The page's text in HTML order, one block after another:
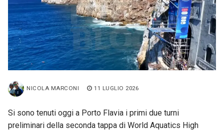
NICOLA MARCONI 11 LUGLIO 2026
Si sono tenuti oggi a Porto Flavia i primi due turni
preliminari della seconda tappa di World Aquatics High